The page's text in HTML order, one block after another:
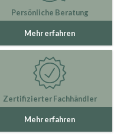
Persönliche Beratung
Mehr erfahren
Zertifizierter Fachhändler
Mehr erfahren